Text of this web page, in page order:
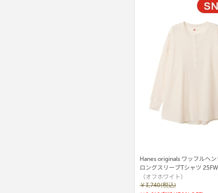
Hanes originals ワッフルヘ
ロングスリーブTシャツ
(HW4-C104)
（オフホワイト）
￥3,740(税込)